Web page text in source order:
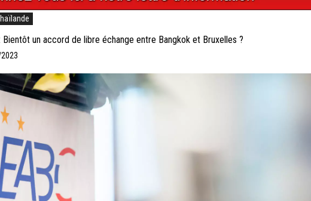
Bientôt un accord de libre échange entre Bangkok et Bruxelles ?